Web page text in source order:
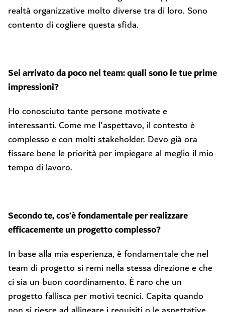
realtà organizzative molto diverse tra di loro. Sono
contento di cogliere questa sfida.
Sei arrivato da poco nel team: quali sono le tue prime
impressioni?
Ho conosciuto tante persone motivate e
interessanti. Come me l'aspettavo, il contesto è
complesso e con molti stakeholder. Devo già ora
fissare bene le priorità per impiegare al meglio il mio
tempo di lavoro.
Secondo te, cos’è fondamentale per realizzare
efficacemente un progetto complesso?
In base alla mia esperienza, è fondamentale che nel
team di progetto si remi nella stessa direzione e che
ci sia un buon coordinamento. È raro che un
progetto fallisca per motivi tecnici. Capita quando